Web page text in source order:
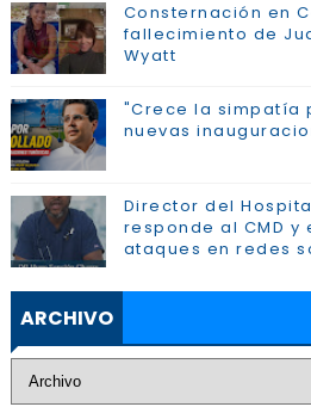
Consternación en
fallecimiento de
Wyatt
"Crece la simpatía
nuevas
Director del
responde al CMD
ataques en redes
ARCHIVO